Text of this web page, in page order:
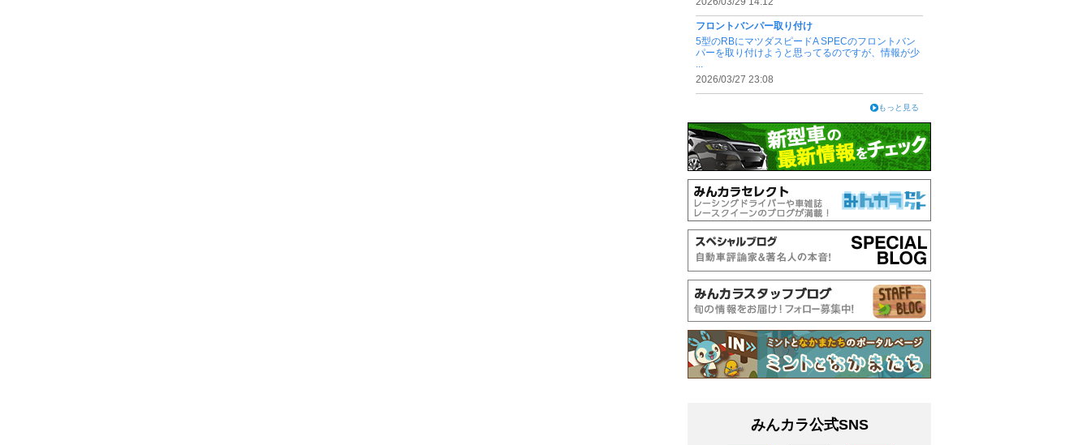
フロントバンパー取り付け
5型のRBにマツダスピードA SPECのフロントバン
パーを取り付けようと思ってるのですが、情報が少
...
2026/03/27 23:08
もっと見る
みんカラ公式SNS